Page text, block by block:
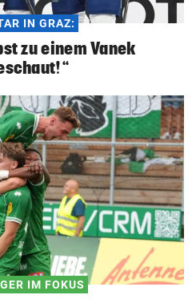
IN GRAZ:
zu einem Vanek
IM FOKUS